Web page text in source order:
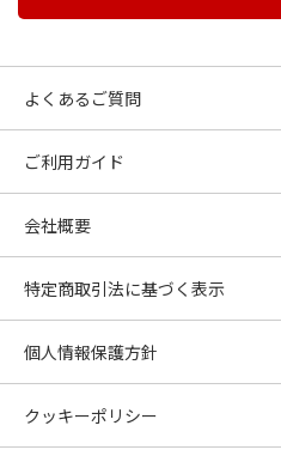
よくあるご質問
ご利用ガイド
会社概要
特定商取引法に基づく表示
個人情報保護方針
クッキーポリシー